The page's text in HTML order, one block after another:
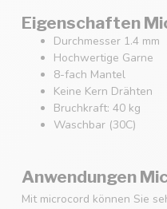
Eigenschaften
Durchmesser 1.4 mm
Hochwertige Garne
8-fach Mantel
Keine Kern Drähten
Bruchkraft: 40 kg
Waschbar (30C)
Anwendungen
Mit microcord können Sie